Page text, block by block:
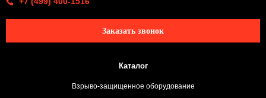
Заказать звонок
Каталог
Взрыво-защищенное оборудование